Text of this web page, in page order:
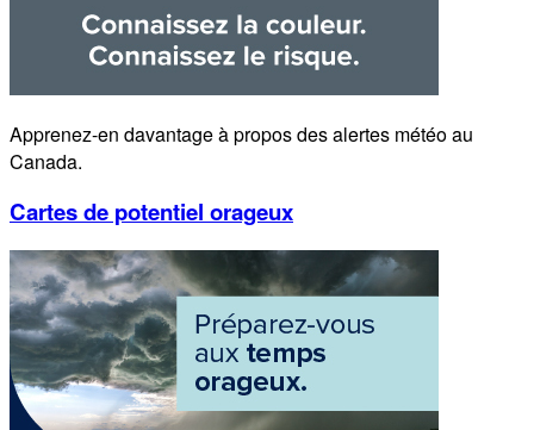
Apprenez-en davantage à propos des alertes météo au
Canada.
Cartes de potentiel orageux